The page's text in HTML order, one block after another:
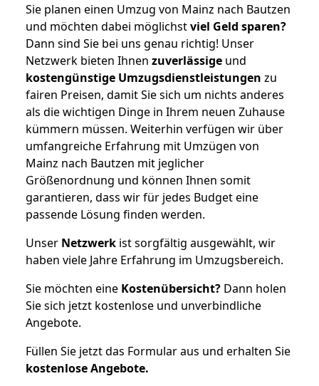
Sie planen einen Umzug von Mainz nach Bautzen
und möchten dabei möglichstviel Geld sparen?
Dann sind Sie bei uns genau richtig! Unser
Netzwerk bieten Ihnen zuverlässige und
kostengünstige Umzugsdienstleistungen zu
fairen Preisen, damit Sie sich um nichts anderes
als die wichtigen Dinge in Ihrem neuen Zuhause
kümmern müssen. Weiterhin verfügen wir über
umfangreiche Erfahrung mit Umzügen von
Mainz nach Bautzen mit jeglicher
Größenordnung und können Ihnen somit
garantieren, dass wir für jedes Budget eine
passende Lösung finden werden.
Unser Netzwerk ist sorgfältig ausgewählt, wir
haben viele Jahre Erfahrung im Umzugsbereich.
Sie möchten eine Kostenübersicht? Dann holen
Sie sich jetzt kostenlose und unverbindliche
Angebote.
Füllen Sie jetzt das Formular aus und erhalten Sie
kostenloseAngebote.